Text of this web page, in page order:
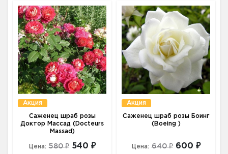
Акция
Саженец шраб розы
Доктор Массад (Docteurs
Massad)
Цена: 580 ₽ 540 ₽
Акция
Саженец шраб розы Боинг
(Boeing )
Цена: 640 ₽ 600 ₽